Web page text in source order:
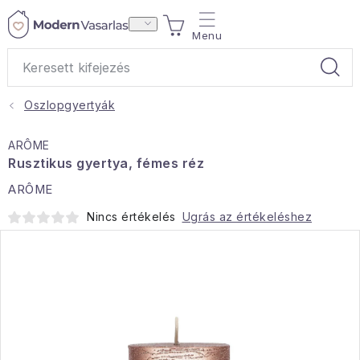
Ugrás
KOSÁR
Ajándékok
Otthoni illatok
Oszlopgyertyák
ARÔME
Rusztikus gyertya, fémes réz
ARÔME
Nincs értékelés Ugrás az értékeléshez